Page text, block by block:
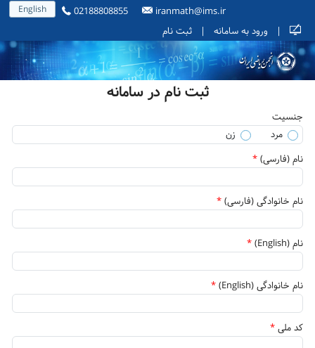
English 02188808855
iranmath@ims.ir
|
ورود به سامانه | ثبت نام
ثبت نام در سامانه
جنسیت
مرد
زن
نام (فارسی) *
نام خانوادگی (فارسی) *
نام (English) *
نام خانوادگی (English) *
کد ملی *